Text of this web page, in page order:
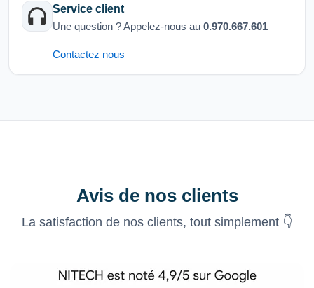
Service client
Une question ? Appelez-nous au 0.970.667.601
Contactez nous
Avis de nos clients
La satisfaction de nos clients, tout simplement 👇